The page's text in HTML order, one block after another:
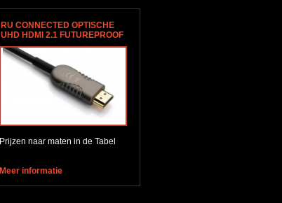
RU CONNECTED OPTISCHE
UHD HDMI 2.1 FUTUREPROOF
Prijzen naar maten in de Tabel
Meer informatie